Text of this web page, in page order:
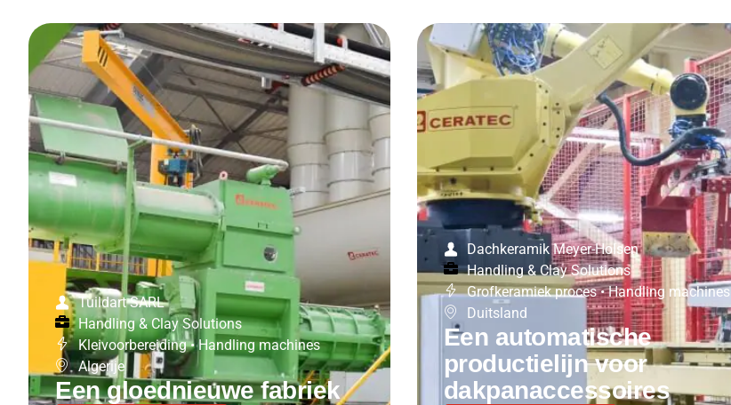
Tuildart SARL
Handling & Clay Solutions
Kleivoorbereiding • Handling machines
Algerije
Een gloednieuwe fabriek
Dachkeramik Meyer-Holsen
Handling & Clay Solutions
Grofkeramiek proces • Handling machines
Duitsland
Een automatische
productielijn voor
dakpanaccessoires